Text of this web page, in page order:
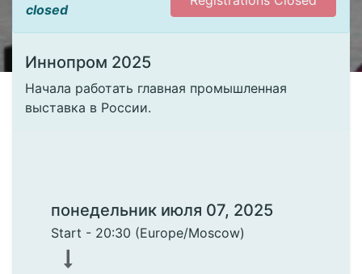
closed
Иннопром 2025
Начала работать главная промышленная
выставка в России.
понедельник июля 07, 2025
Start - 20:30 (Europe/Moscow)